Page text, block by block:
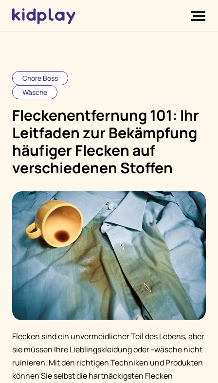
Chore Boss
Wäsche
Fleckenentfernung 101: Ihr
Leitfaden zur Bekämpfung
häufiger Flecken auf
verschiedenen Stoffen
Flecken sind ein unvermeidlicher Teil des Lebens, aber
sie müssen Ihre Lieblingskleidung oder -wäsche nicht
ruinieren. Mit den richtigen Techniken und Produkten
können Sie selbst die hartnäckigsten Flecken